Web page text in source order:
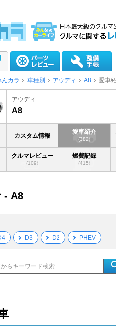
カラ 車種別 アウディ A8 愛車
アウディ
A8
カスタム情報
愛車紹介
(382)
クルマレビュー
(109)
燃費記録
(415)
- A8
D3 D2 PHEV